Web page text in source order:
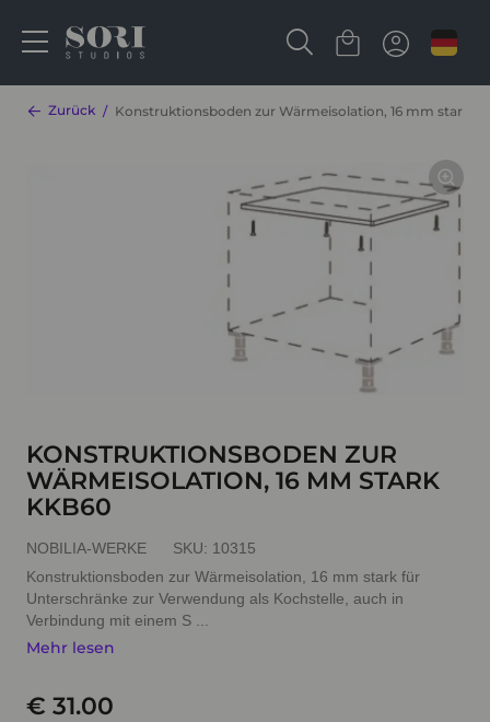
Zurück Konstruktionsboden zur Wärmeisolation, 16 mm stark
KONSTRUKTIONSBODEN ZUR
WÄRMEISOLATION, 16 MM STARK
KKB60
NOBILIA-WERKE SKU: 10315
Konstruktionsboden zur Wärmeisolation, 16 mm stark für
Unterschränke zur Verwendung als Kochstelle, auch in
Verbindung mit einem S ...
Mehr lesen
€ 31.00